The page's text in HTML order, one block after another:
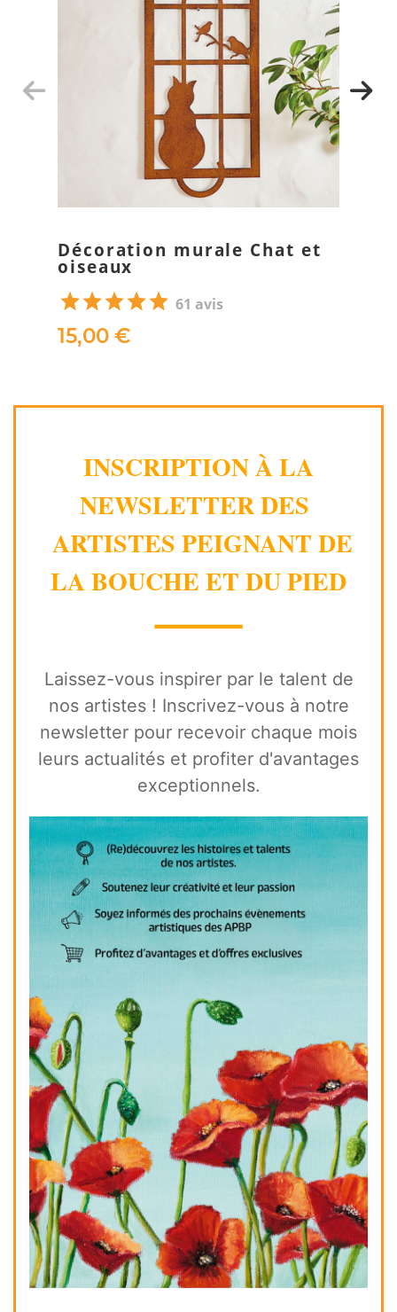
Décoration murale Chat et
oiseaux
61 avis
15,00 €
INSCRIPTION À LA
NEWSLETTER DES
ARTISTES PEIGNANT DE
LA BOUCHE ET DU PIED
⸻
Laissez-vous inspirer par le talent de
nos artistes ! Inscrivez-vous à notre
newsletter pour recevoir chaque mois
leurs actualités et profiter d'avantages
exceptionnels.